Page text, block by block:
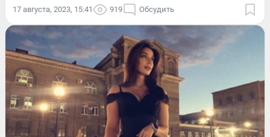
17 августа, 2023, 15:41 919 Обсудить